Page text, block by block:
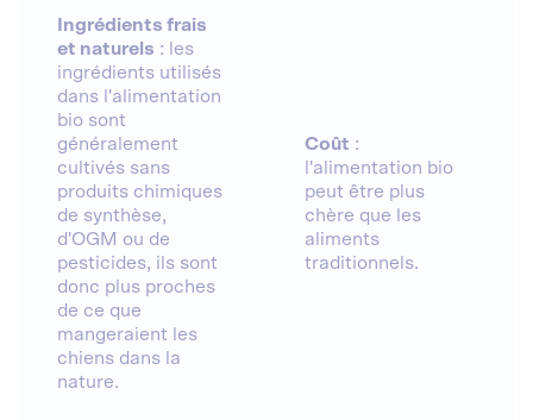
Ingrédients frais
et naturels : les
ingrédients utilisés
dans l'alimentation
bio sont
généralement
cultivés sans
produits chimiques
de synthèse,
d'OGM ou de
pesticides, ils sont
donc plus proches
de ce que
mangeraient les
chiens dans la
nature.
Coût :
l'alimentation bio
peut être plus
chère que les
aliments
traditionnels.